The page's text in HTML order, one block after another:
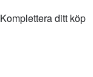
Komplettera ditt köp